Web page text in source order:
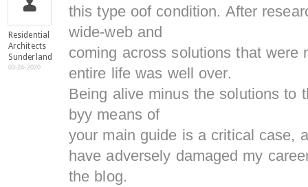
Residential
Architects
Sunderland
03-24-2020
this type oof condition. After
wide-web and
coming across solutions that were
entire life was well over.
Being alive minus the solutions to
byy means of
your main guide is a critical case,
have adversely damaged my
the blog.